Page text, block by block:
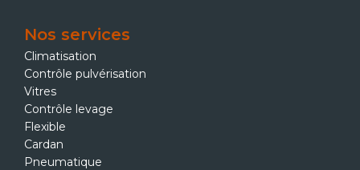
Nos services
Climatisation
Contrôle pulvérisation
Vitres
Contrôle levage
Flexible
Cardan
Pneumatique